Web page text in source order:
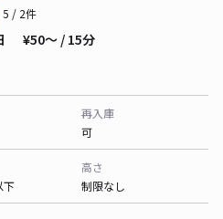
5 / 2件
¥50〜 / 15分
再入庫
可
下
高さ
制限なし